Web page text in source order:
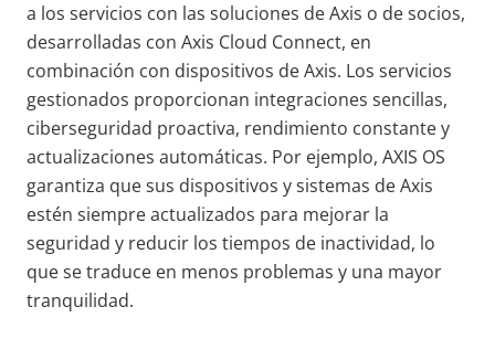
a los servicios con las soluciones de Axis o de socios,
desarrolladas con Axis Cloud Connect, en
combinación con dispositivos de Axis. Los servicios
gestionados proporcionan integraciones sencillas,
ciberseguridad proactiva, rendimiento constante y
actualizaciones automáticas. Por ejemplo, AXIS OS
garantiza que sus dispositivos y sistemas de Axis
estén siempre actualizados para mejorar la
seguridad y reducir los tiempos de inactividad, lo
que se traduce en menos problemas y una mayor
tranquilidad.